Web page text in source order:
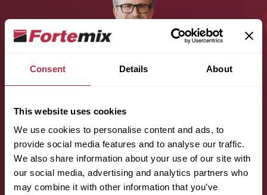
Consent Details About
This website uses cookies
We use cookies to personalise content and ads, to
provide social media features and to analyse our traffic.
We also share information about your use of our site with
our social media, advertising and analytics partners who
may combine it with other information that you’ve
Jméno (povinné):
Příjmení (povinné):